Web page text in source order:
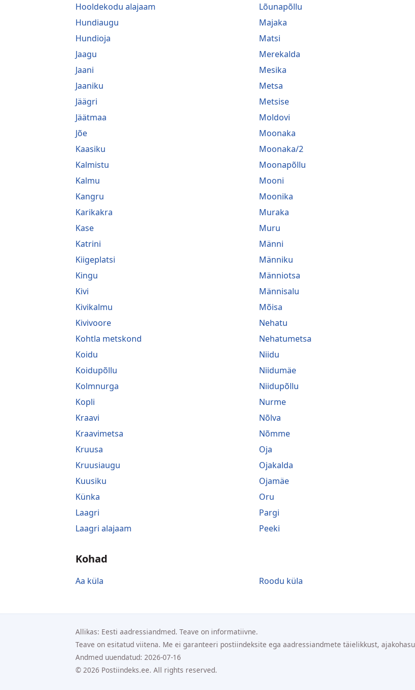
Hooldekodu alajaam
Hundiaugu
Hundioja
Jaagu
Jaani
Jaaniku
Jäägri
Jäätmaa
Jõe
Kaasiku
Kalmistu
Kalmu
Kangru
Karikakra
Kase
Katrini
Kiigeplatsi
Kingu
Kivi
Kivikalmu
Kivivoore
Kohtla metskond
Koidu
Koidupõllu
Kolmnurga
Kopli
Kraavi
Kraavimetsa
Kruusa
Kruusiaugu
Kuusiku
Künka
Laagri
Laagri alajaam
Lõunapõllu
Majaka
Matsi
Merekalda
Mesika
Metsa
Metsise
Moldovi
Moonaka
Moonaka/2
Moonapõllu
Mooni
Moonika
Muraka
Muru
Männi
Männiku
Männiotsa
Männisalu
Mõisa
Nehatu
Nehatumetsa
Niidu
Niidumäe
Niidupõllu
Nurme
Nõlva
Nõmme
Oja
Ojakalda
Ojamäe
Oru
Pargi
Peeki
Kohad
Aa küla Roodu küla
Allikas: Eesti aadressiandmed. Teave on informatiivne.
Teave on esitatud viitena. Me ei garanteeri postiindeksite ega aadressiandmete täielikkust,
Andmed uuendatud: 2026-07-16
© 2026 Postiindeks.ee. All rights reserved.